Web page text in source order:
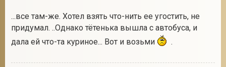
...все там-же. Хотел взять что-нить ее угостить, не
придумал. ..Однако тётенька вышла с автобуса, и
дала ей что-та куриное... Вот и возьми
.